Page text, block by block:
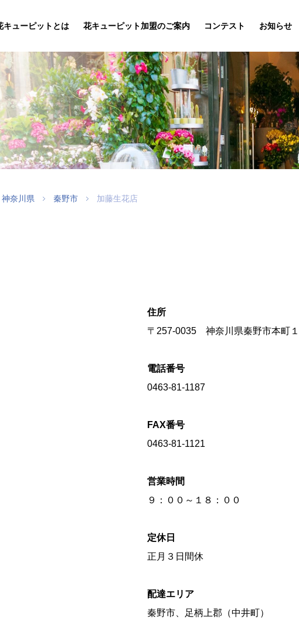
キューピットとは 花キューピット加盟のご案内 コンテスト お知らせ
神奈川県 秦野市 加藤生花店
住所
〒257-0035 神奈川県秦野市本町１
電話番号
0463-81-1187
FAX番号
0463-81-1121
営業時間
９：００～１８：００
定休日
正月３日間休
配達エリア
秦野市、足柄上郡（中井町）